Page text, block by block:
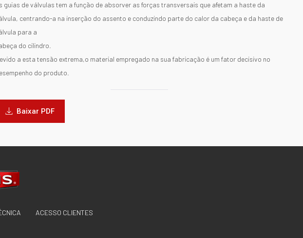
guias de válvulas tem a função de absorver as forças transversais que afetam a haste da
centrando-a na inserção do assento e conduzindo parte do calor da cabeça e da haste de
para a
do cilindro.
a esta tensão extrema,o material empregado na sua fabricação é um fator decisivo no
do produto.
Baixar PDF
ACESSO CLIENTES